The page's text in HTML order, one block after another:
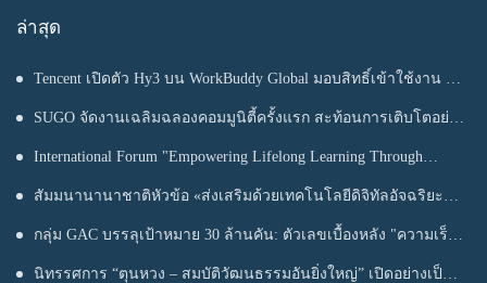
ล่าสุด
Tencent เปิดตัว Hy3 บน WorkBuddy Global มอบสิทธิ์เข้าใช้งาน AI
Agentic Workspace ฟรีตลอดเดือนสิงหาคม
SUGO จัดงานเฉลิมฉลองคอมมูนิตี้ครั้งแรก สะท้อนการเติบโตอย่าง
ต่อเนื่องในประเทศไทย
International Forum "Empowering Lifelong Learning Through
Digital Intelligence – Building a New Ecosystem for Human Lifelong
Learning" Convenes
สัมมนานานาชาติหัวข้อ «ส่งเสริมด้วยเทคโนโลยีดิจิทัลอัจฉริยะ
เรียนรู้ตลอดชีวิต – สร้างระบบนิเวศใหม่แห่งการเรียนรู้ตลอดชีวิตของ
มนุษย์» จัดขึ้น
กลุ่ม GAC บรรลุเป้าหมาย 30 ล้านคัน: ตัวเลขเบื้องหลัง "ความเร็ว
ของ GAC"
นิทรรศการ “ตุนหวง – สมบัติวัฒนธรรมอันยิ่งใหญ่” เปิดอย่างเป็น